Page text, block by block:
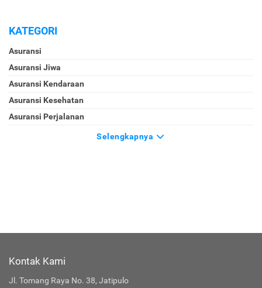
KATEGORI
Asuransi
Asuransi Jiwa
Asuransi Kendaraan
Asuransi Kesehatan
Asuransi Perjalanan
Selengkapnya
Kontak Kami
Jl. Tomang Raya No. 38, Jatipulo